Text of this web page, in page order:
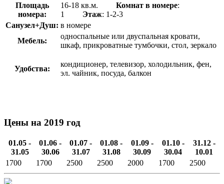
Площадь
номера:
16-18 кв.м. Комнат в номере:
1 Этаж: 1-2-3
Санузел+Душ: в номере
Мебель:
односпальные или двуспальная кровати,
шкаф, прикроватные тумбочки, стол, зеркало
Удобства:
кондиционер, телевизор, холодильник, фен,
эл. чайник, посуда, балкон
Цены на 2019 год
01.05 -
31.05
01.06 -
30.06
01.07 -
31.07
01.08 -
31.08
01.09 -
30.09
01.10 -
30.04
31.12 -
10.01
1700
1700 2500 2500 2000 1700 2500